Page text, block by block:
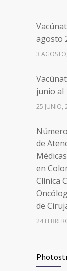
de
Clínica
de
agosto
3
junio al
25 JUNIO,
de
en
Clínica
de
24
junio